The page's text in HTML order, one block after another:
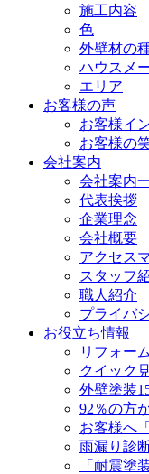
施工内容
色
外壁材の
ハウスメ
エリア
お客様の声
お客様イ
お客様の
会社案内
会社案内
代表挨拶
企業理念
会社概要
アクセス
スタッフ
職人紹介
プライバ
お役立ち情報
リフォー
クイック
外壁塗装
92％の方
お客様へ
雨漏り診
「耐震塗